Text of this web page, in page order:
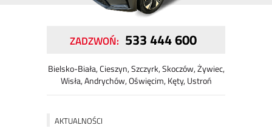
533 444 600
Bielsko-Biała, Cieszyn, Szczyrk, Skoczów, Żywiec,
Wisła, Andrychów, Oświęcim, Kęty, Ustroń
AKTUALNOŚCI